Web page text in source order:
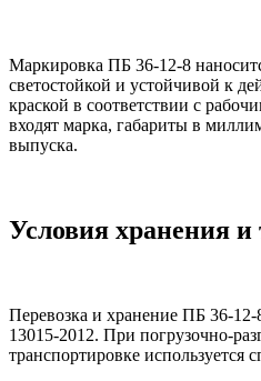
Маркировка ПБ 36-12-8
светостойкой и устойчивой к
краской в соответствии с
входят марка, габариты в
выпуска.
Условия хранения
Перевозка и хранение ПБ 36-
13015-2012. При погрузочно-
транспортировке используется